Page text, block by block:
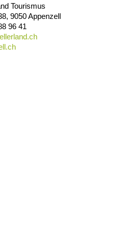
Tourismus
, 9050Appenzell
96 41